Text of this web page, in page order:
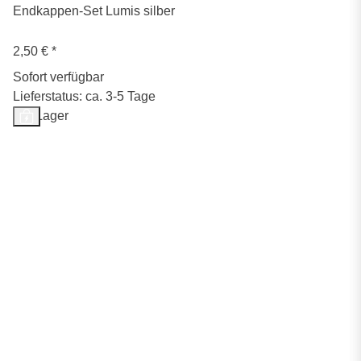
Endkappen-Set Lumis silber
2,50 € *
Sofort verfügbar
Lieferstatus: ca. 3-5 Tage
Auf Lager